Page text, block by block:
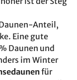
Anteil,
Eine gute
Daunen und
im Winter
für